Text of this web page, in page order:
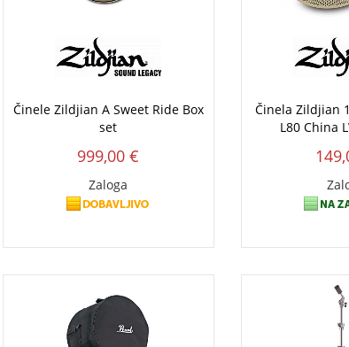
Činele Zildjian A Sweet Ride Box
set
999,00 €
Zaloga
Činela Zildjian
L80 China